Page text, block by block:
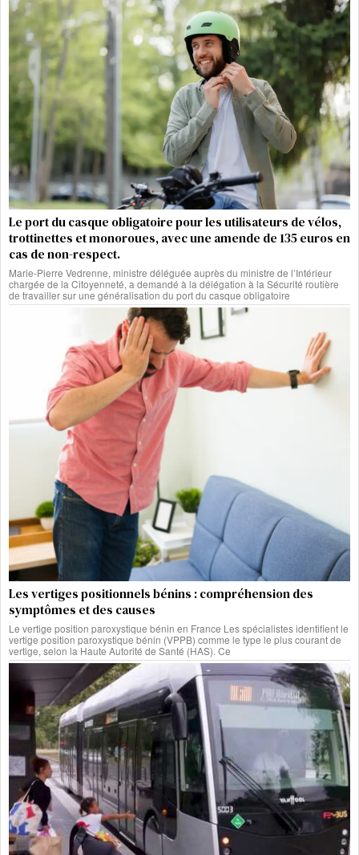
Le port du casque obligatoire pour les utilisateurs de vélos,
trottinettes et monoroues, avec une amende de 135 euros en
cas de non-respect.
Marie-Pierre Vedrenne, ministre déléguée auprès du ministre de l’Intérieur
chargée de la Citoyenneté, a demandé à la délégation à la Sécurité routière
de travailler sur une généralisation du port du casque obligatoire
Les vertiges positionnels bénins : compréhension des
symptômes et des causes
Le vertige position paroxystique bénin en France Les spécialistes identifient le
vertige position paroxystique bénin (VPPB) comme le type le plus courant de
vertige, selon la Haute Autorité de Santé (HAS). Ce